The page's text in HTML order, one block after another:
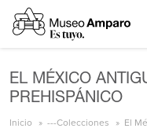
EL MÉXICO
PREHISPÁNICO
Inicio ---Colecciones El